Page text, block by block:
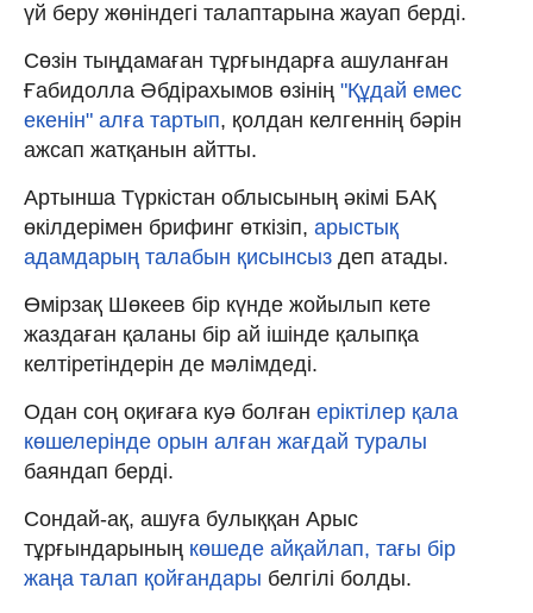
үй беру жөніндегі талаптарына жауап берді.
Сөзін тыңдамаған тұрғындарға ашуланған
Ғабидолла Әбдірахымов өзінің "Құдай емес
екенін" алға тартып, қолдан келгеннің бәрін
ажсап жатқанын айтты.
Артынша Түркістан облысының әкімі БАҚ
өкілдерімен брифинг өткізіп, арыстық
адамдарың талабын қисынсыз деп атады.
Өмірзақ Шөкеев бір күнде жойылып кете
жаздаған қаланы бір ай ішінде қалыпқа
келтіретіндерін де мәлімдеді.
Одан соң оқиғаға куә болған еріктілер қала
көшелерінде орын алған жағдай туралы
баяндап берді.
Сондай-ақ, ашуға булыққан Арыс
тұрғындарының көшеде айқайлап, тағы бір
жаңа талап қойғандары белгілі болды.